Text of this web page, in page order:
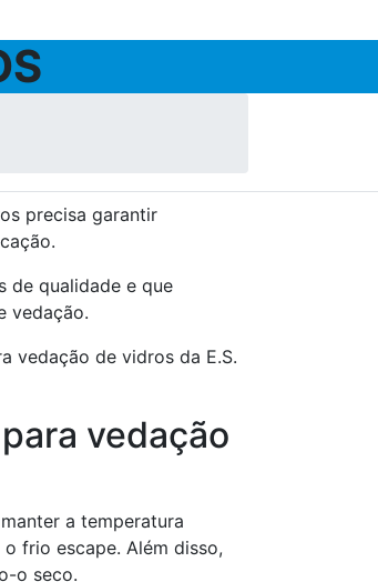
precisa garantir
de qualidade e que
vedação.
vedação de vidros da E.S.
vedação
a temperatura
frio escape. Além disso,
o seco.